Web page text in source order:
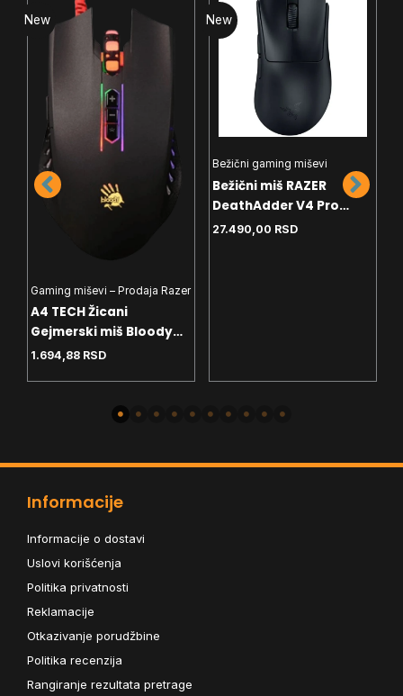
New
Gaming miševi – Prodaja Razer
A4 TECH Žicani
Gejmerski miš Bloody
Gaming Neon X Glide
1.694,88 RSD
New
Bežični gaming miševi
Bežični miš RAZER
DeathAdder V4 Pro
black RZ01-05330100-
27.490,00 RSD
Informacije
Informacije o dostavi
Uslovi korišćenja
Politika privatnosti
Reklamacije
Otkazivanje porudžbine
Politika recenzija
Rangiranje rezultata pretrage